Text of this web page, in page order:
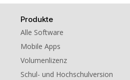
Produkte
Alle Software
Mobile Apps
Volumenlizenz
Schul- und Hochschulversion